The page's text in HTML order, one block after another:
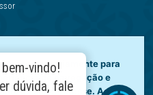
temporariamente para
de navegação e
de seu interesse. Ao
vindo!
dúvida, fale